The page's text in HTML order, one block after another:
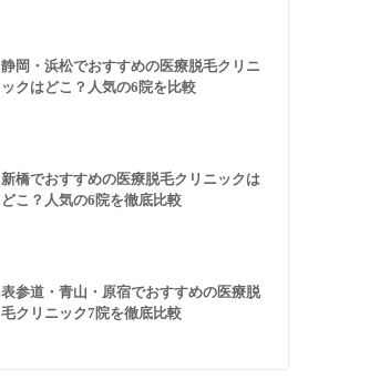
静岡・浜松でおすすめの医療脱毛クリニ
ックはどこ？人気の6院を比較
新橋でおすすめの医療脱毛クリニックは
どこ？人気の6院を徹底比較
表参道・青山・原宿でおすすめの医療脱
毛クリニック7院を徹底比較